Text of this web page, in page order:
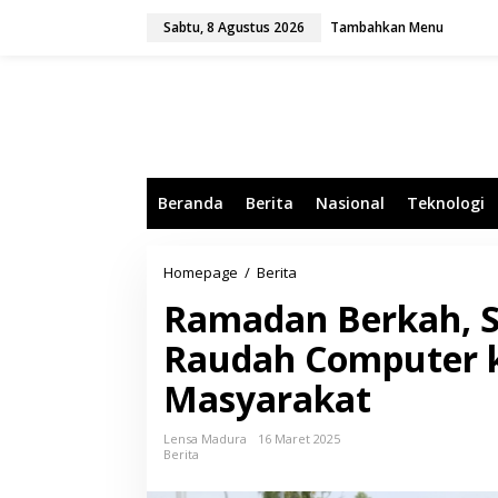
Sabtu, 8 Agustus 2026 Tambahkan Menu
Beranda Berita Nasional Teknologi
Homepage / Berita
m
a
n
B
e
a
Ramadan Berkah,
Raudah Computer
Masyarakat
Lensa Madura
16 Maret 2025
Berita